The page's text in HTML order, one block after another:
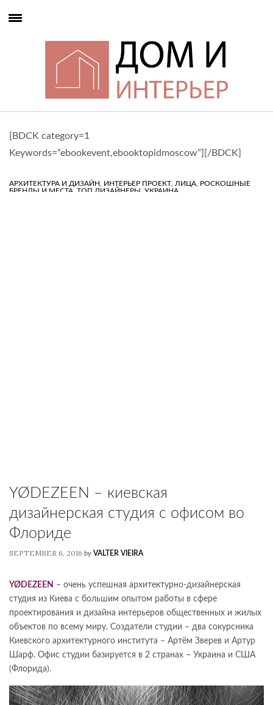
[BDCK category=1
Keywords=”ebookevent,ebooktopidmoscow”][/BDCK]
АРХИТЕКТУРА И ДИЗАЙН, ИНТЕРЬЕР ПРОЕКТ, ЛИЦА, РОСКОШНЫЕ
БРЕНДЫ И МЕСТА ТОП ДИЗАЙНЕРЫ УКРАИНА
YØDEZEEN – киевская
дизайнерская студия с офисом во
Флориде
SEPTEMBER 6, 2016 by VALTER VIEIRA
YØDEZEEN – очень успешная архитектурно-дизайнерская
студия из Киева с большим опытом работы в сфере
проектирования и дизайна интерьеров общественных и жилых
объектов по всему миру. Создатели студии – два сокурсника
Киевского архитектурного института – Артём Зверев и Артур
Шарф. Офис студии базируется в 2 странах – Украина и США
(Флорида).